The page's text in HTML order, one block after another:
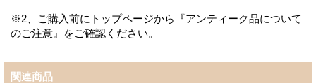
※2、ご購入前にトップページから『アンティーク品について
のご注意』をご確認ください。
関連商品